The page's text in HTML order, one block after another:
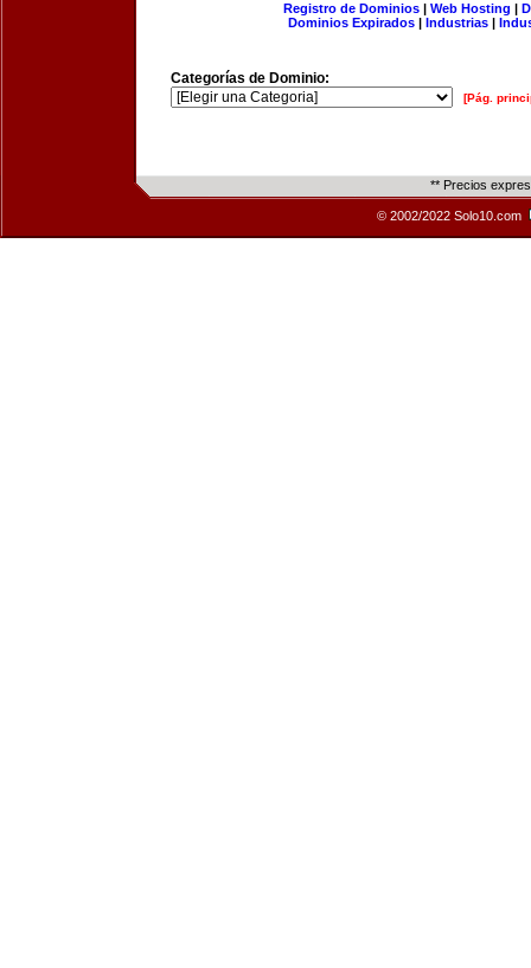
Registro de Dominios| Web Hosting |
Dominios Expirados | Industrias |
Categorías de Dominio:
[Pág.
** Precios
© 2002/2022 Solo10.com